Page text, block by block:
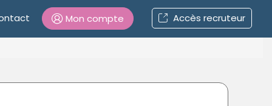
Mon compte Accès recruteur